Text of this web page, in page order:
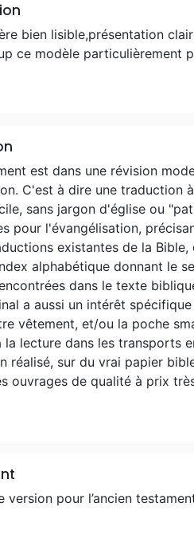
bien lisible,présentation
ce modèle particulièrement
est dans une révision
C'est à dire une traduction
sans jargon d'église ou
pour l'évangélisation,
existantes de la
alphabétique donnant le
dans le texte
a aussi un intérêt
vêtement, et/ou la poche
la lecture dans les transports
réalisé, sur du vrai papier
ouvrages de qualité à prix
version pour l’ancien